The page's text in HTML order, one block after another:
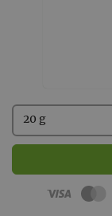
Kaufen
20 g